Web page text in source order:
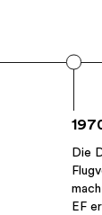
Die
EF